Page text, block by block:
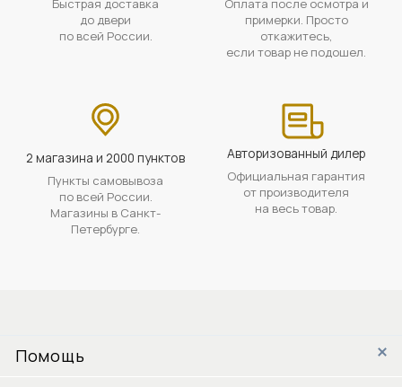
Быстрая доставка
до двери
по всей России.
Оплата после осмотра и
примерки. Просто
откажитесь,
если товар не подошел.
2 магазина и 2000 пунктов
Пункты самовывоза
по всей России.
Магазины в Санкт-
Петербурге.
Авторизованный дилер
Официальная гарантия
от производителя
на весь товар.
Помощь